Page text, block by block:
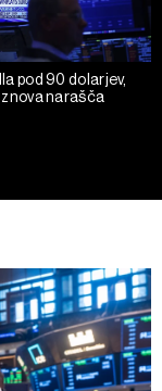
pod 90 dolarjev,
narašča